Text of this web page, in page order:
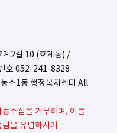
계2길 10 (호계동) /
호 052-241-8328
소1동 행정복지센터 All
수집을 거부하며, 이를
을 유념하시기